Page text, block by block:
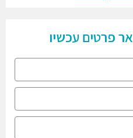
פרטים עכשיו